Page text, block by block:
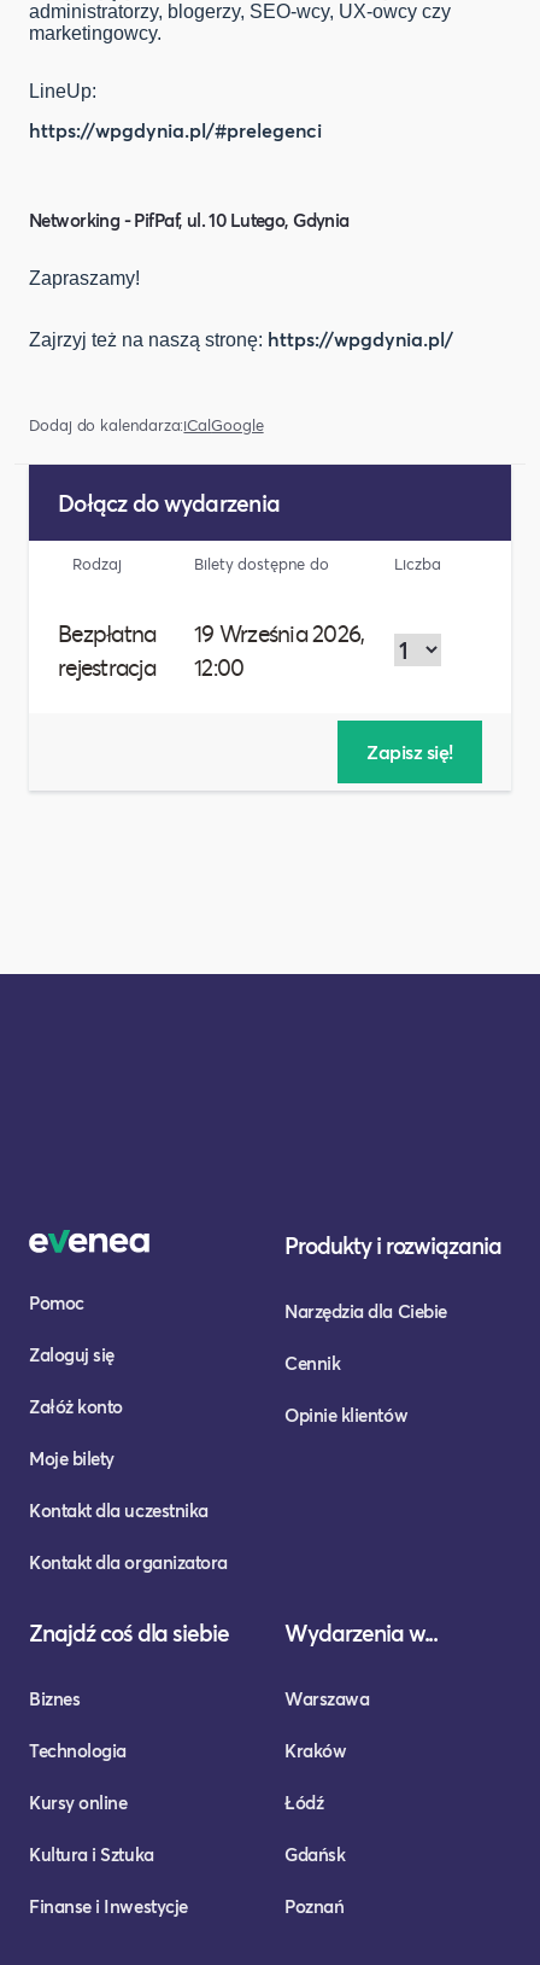
administratorzy, blogerzy, SEO-wcy, UX-owcy czy
marketingowcy.
LineUp:
https://wpgdynia.pl/#prelegenci
Networking - PifPaf, ul. 10 Lutego, Gdynia
Zapraszamy!
Zajrzyj też na naszą stronę: https://wpgdynia.pl/
Dodaj do kalendarza:iCalGoogle
Dołącz do wydarzenia
Rodzaj Bilety dostępne do Liczba
Bezpłatna
rejestracja
19 Września 2026,
12:00
Pomoc
Zaloguj się
Załóż konto
Moje bilety
Kontakt dla uczestnika
Kontakt dla organizatora
Produkty i rozwiązania
Narzędzia dla Ciebie
Cennik
Opinie klientów
Znajdź coś dla siebie
Biznes
Technologia
Kursy online
Kultura i Sztuka
Finanse i Inwestycje
Wydarzenia w...
Warszawa
Kraków
Łódź
Gdańsk
Poznań